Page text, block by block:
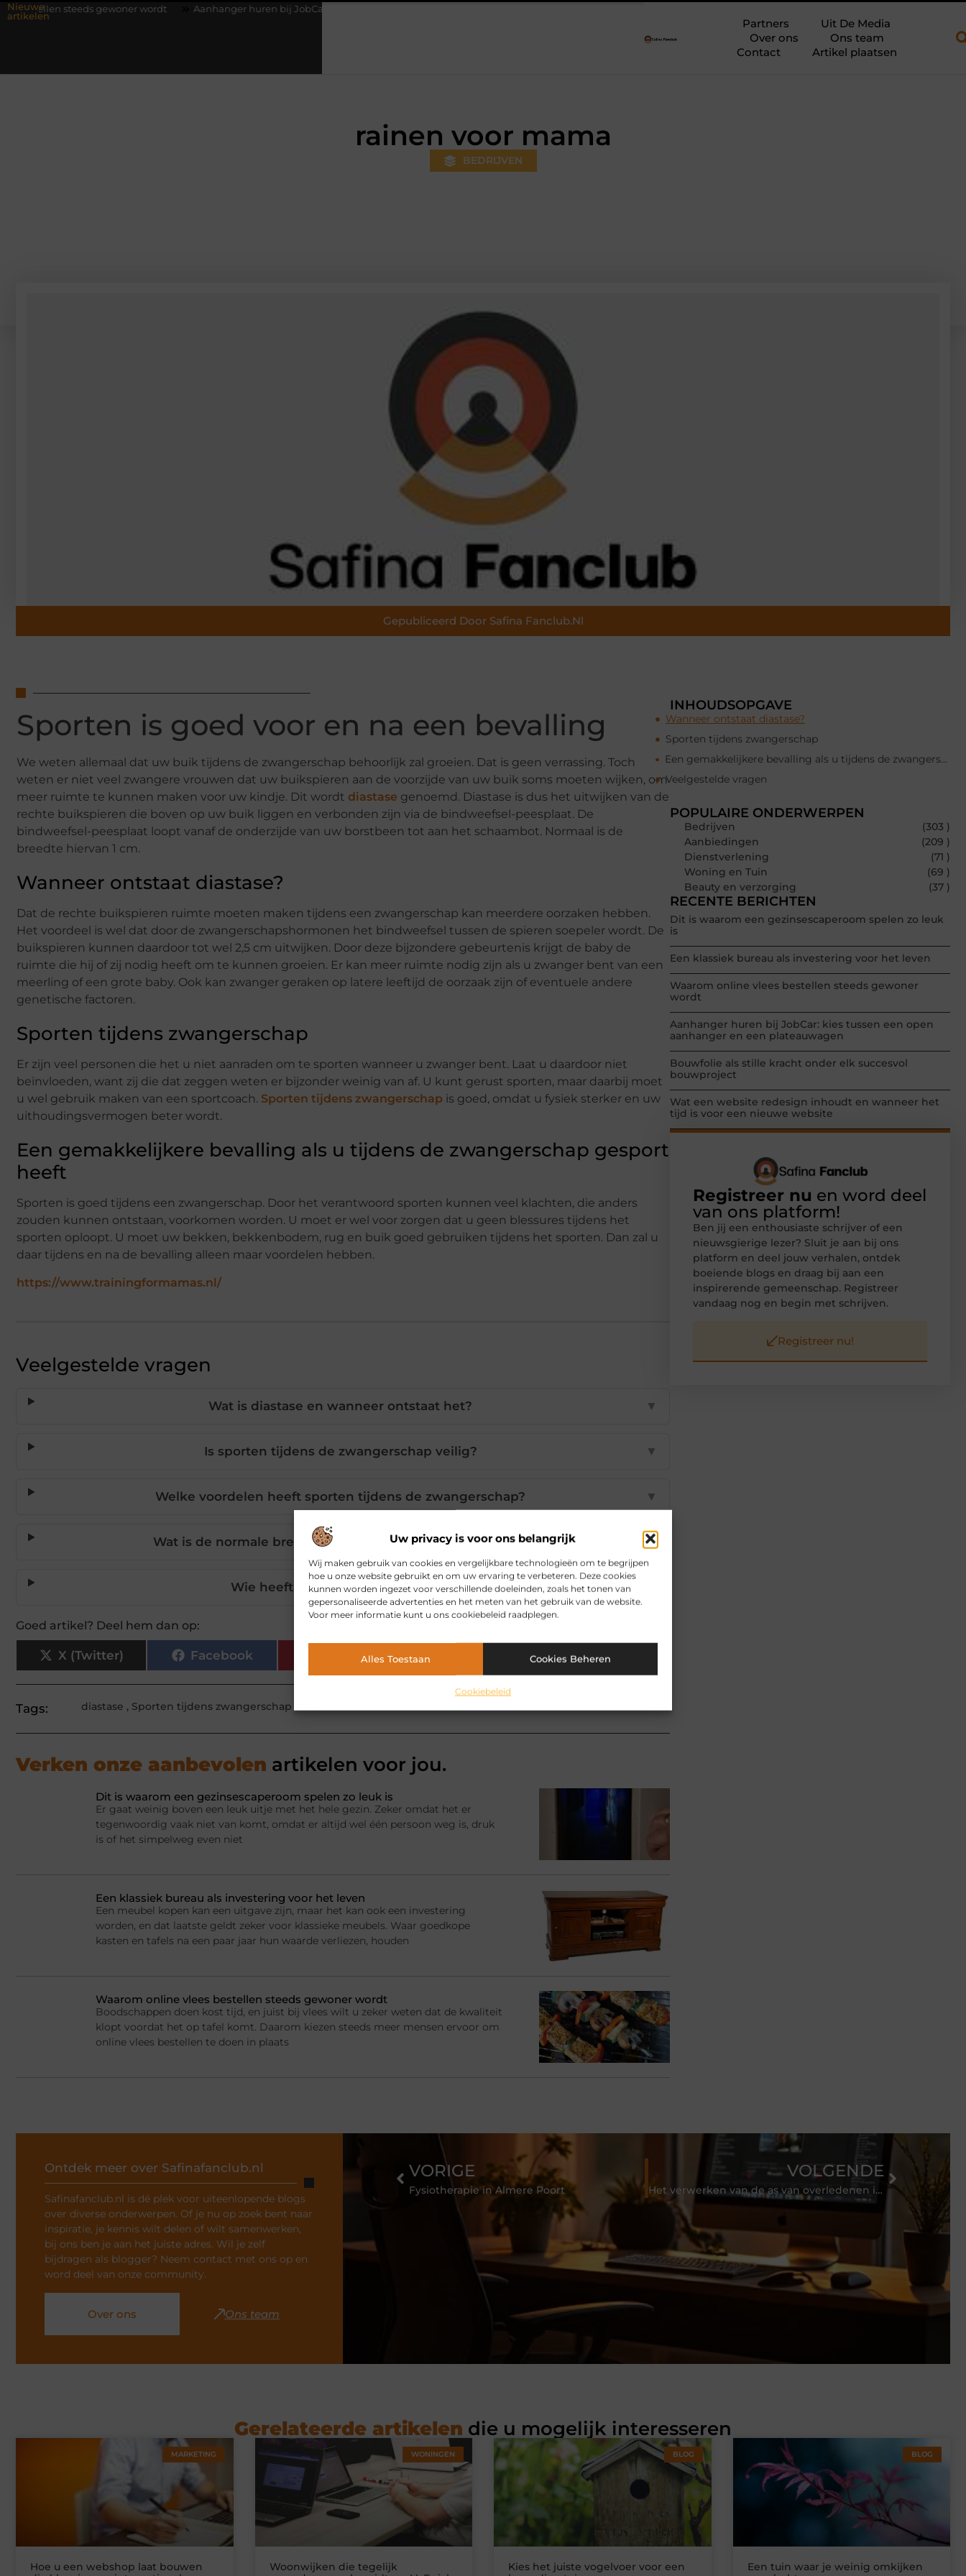
Uw privacy is voor ons belangrijk
Wij maken gebruik van cookies en vergelijkbare technologieën om te begrijpen
hoe u onze website gebruikt en om uw ervaring te verbeteren. Deze cookies
kunnen worden ingezet voor verschillende doeleinden, zoals het tonen van
gepersonaliseerde advertenties en het meten van het gebruik van de website.
Voor meer informatie kunt u ons cookiebeleid raadplegen.
Alles Toestaan Cookies Beheren
Cookiebeleid
Nieuwe
artikelen
gewoner wordt Aanhanger huren bij JobCar: kies tussen een open aanhanger en een plateauwagen
Partners
Uit De Media
Over ons
Ons team
Contact
Artikel plaatsen
rainen voor mama
BEDRIJVEN
Gepubliceerd Door Safina Fanclub.nl
Sporten is goed voor en na een bevalling
We weten allemaal dat uw buik tijdens de zwangerschap behoorlijk zal groeien. Dat is geen verrassing. Toch
weten er niet veel zwangere vrouwen dat uw buikspieren aan de voorzijde van uw buik soms moeten wijken, om
meer ruimte te kunnen maken voor uw kindje. Dit wordt diastase genoemd. Diastase is dus het uitwijken van de
rechte buikspieren die boven op uw buik liggen en verbonden zijn via de bindweefsel-peesplaat. De
bindweefsel-peesplaat loopt vanaf de onderzijde van uw borstbeen tot aan het schaambot. Normaal is de
breedte hiervan 1 cm.
Wanneer ontstaat diastase?
Dat de rechte buikspieren ruimte moeten maken tijdens een zwangerschap kan meerdere oorzaken hebben.
Het voordeel is wel dat door de zwangerschapshormonen het bindweefsel tussen de spieren soepeler wordt. De
buikspieren kunnen daardoor tot wel 2,5 cm uitwijken. Door deze bijzondere gebeurtenis krijgt de baby de
ruimte die hij of zij nodig heeft om te kunnen groeien. Er kan meer ruimte nodig zijn als u zwanger bent van een
meerling of een grote baby. Ook kan zwanger geraken op latere leeftijd de oorzaak zijn of eventuele andere
genetische factoren.
Sporten tijdens zwangerschap
Er zijn veel personen die het u niet aanraden om te sporten wanneer u zwanger bent. Laat u daardoor niet
beïnvloeden, want zij die dat zeggen weten er bijzonder weinig van af. U kunt gerust sporten, maar daarbij moet
u wel gebruik maken van een sportcoach. Sporten tijdens zwangerschap is goed, omdat u fysiek sterker en uw
uithoudingsvermogen beter wordt.
Een gemakkelijkere bevalling als u tijdens de zwangerschap gesport
heeft
Sporten is goed tijdens een zwangerschap. Door het verantwoord sporten kunnen veel klachten, die anders
zouden kunnen ontstaan, voorkomen worden. U moet er wel voor zorgen dat u geen blessures tijdens het
sporten oploopt. U moet uw bekken, bekkenbodem, rug en buik goed gebruiken tijdens het sporten. Dan zal u
daar tijdens en na de bevalling alleen maar voordelen hebben.
https://www.trainingformamas.nl/
Veelgestelde vragen
Wat is diastase en wanneer ontstaat het? ▼
Is sporten tijdens de zwangerschap veilig? ▼
Welke voordelen heeft sporten tijdens de zwangerschap? ▼
Wat is de normale breedte van de bindweefsel-peesplaat? ▼
Wie heeft meer risico op diastase?
Goed artikel? Deel hem dan op:
X (Twitter) Facebook Pinterest Email
Tags: diastase , Sporten tijdens zwangerschap
Verken onze aanbevolen artikelen voor jou.
Dit is waarom een gezinsescaperoom spelen zo leuk is
Er gaat weinig boven een leuk uitje met het hele gezin. Zeker omdat het er
tegenwoordig vaak niet van komt, omdat er altijd wel één persoon weg is, druk
is of het simpelweg even niet
Een klassiek bureau als investering voor het leven
Een meubel kopen kan een uitgave zijn, maar het kan ook een investering
worden, en dat laatste geldt zeker voor klassieke meubels. Waar goedkope
kasten en tafels na een paar jaar hun waarde verliezen, houden
Waarom online vlees bestellen steeds gewoner wordt
Boodschappen doen kost tijd, en juist bij vlees wilt u zeker weten dat de kwaliteit
klopt voordat het op tafel komt. Daarom kiezen steeds meer mensen ervoor om
online vlees bestellen te doen in plaats
INHOUDSOPGAVE
Wanneer ontstaat diastase?
Sporten tijdens zwangerschap
Een gemakkelijkere bevalling als u tijdens de zwangerschap gesport heeft
Veelgestelde vragen
POPULAIRE ONDERWERPEN
Bedrijven
(303 )
Aanbiedingen
(209 )
Dienstverlening
(71 )
Woning en Tuin
(69 )
Beauty en verzorging
(37 )
RECENTE BERICHTEN
Dit is waarom een gezinsescaperoom spelen zo leuk
is
Een klassiek bureau als investering voor het leven
Waarom online vlees bestellen steeds gewoner
wordt
Aanhanger huren bij JobCar: kies tussen een open
aanhanger en een plateauwagen
Bouwfolie als stille kracht onder elk succesvol
bouwproject
Wat een website redesign inhoudt en wanneer het
tijd is voor een nieuwe website
Registreer nu en word deel
van ons platform!
Ben jij een enthousiaste schrijver of een
nieuwsgierige lezer? Sluit je aan bij ons
platform en deel jouw verhalen, ontdek
boeiende blogs en draag bij aan een
inspirerende gemeenschap. Registreer
vandaag nog en begin met schrijven.
Registreer nu!
Ontdek meer over Safinafanclub.nl
Safinafanclub.nl is dé plek voor uiteenlopende blogs
over diverse onderwerpen. Of je nu op zoek bent naar
inspiratie, je kennis wilt delen of wilt samenwerken,
bij ons ben je aan het juiste adres. Wil je zelf
bijdragen als blogger? Neem contact met ons op en
word deel van onze community.
Over ons Ons team
VORIGE
Fysiotherapie in Almere Poort
VOLGENDE
Het verwerken van de as van overledenen in een diamant zorgt voor een zachter afscheid
Gerelateerde artikelen die u mogelijk interesseren
MARKETING
Hoe u een webshop laat bouwen
WONINGEN
Woonwijken die tegelijk
BLOG
Kies het juiste vogelvoer voor een
BLOG
Een tuin waar je weinig omkijken